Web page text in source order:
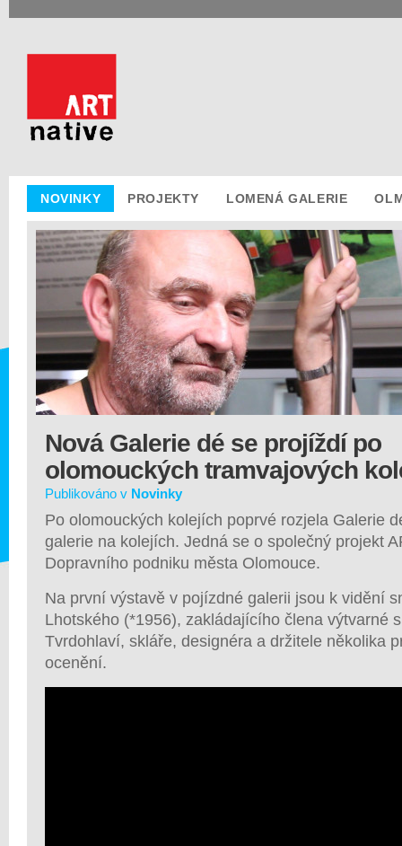
NOVINKY PROJEKTY LOMENÁ GALERIE
Nová Galerie dé se projíždí po
olomouckých tramvajových
Publikováno v Novinky
Po olomouckých kolejích poprvé rozjela Galerie
galerie na kolejích. Jedná se o společný projekt
Dopravního podniku města Olomouce.
Na první výstavě v pojízdné galerii jsou k vidění
Lhotského (*1956), zakládajícího člena výtvarné
Tvrdohlaví, skláře, designéra a držitele několika
ocenění.